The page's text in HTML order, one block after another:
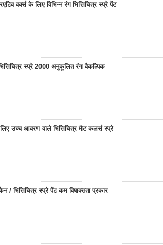
वर्क्स के लिए विभिन्न रंग भित्तिचित्र स्प्रे पेंट
भित्तिचित्र स्प्रे 2000 अनुकूलित रंग वैकल्पिक
उच्च आवरण वाले भित्तिचित्र मैट कलर्स स्प्रे
/ भित्तिचित्र स्प्रे पेंट कम विषाक्तता प्रकार